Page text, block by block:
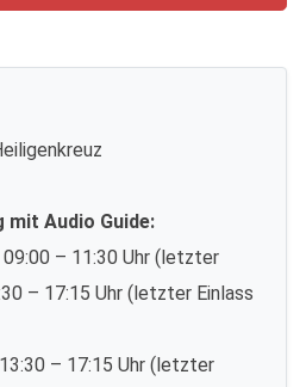
Audio Guide:
– 11:30 Uhr (letzter
– 17:15 Uhr (letzter Einlass
– 17:15 Uhr (letzter